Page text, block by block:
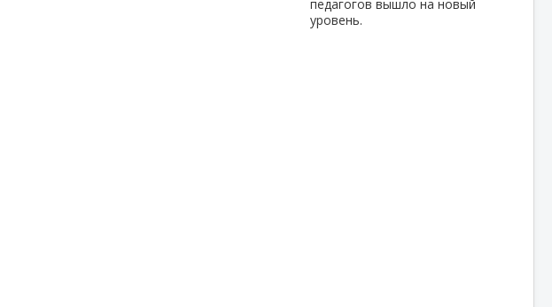
педагогов вышло на новый
уровень.